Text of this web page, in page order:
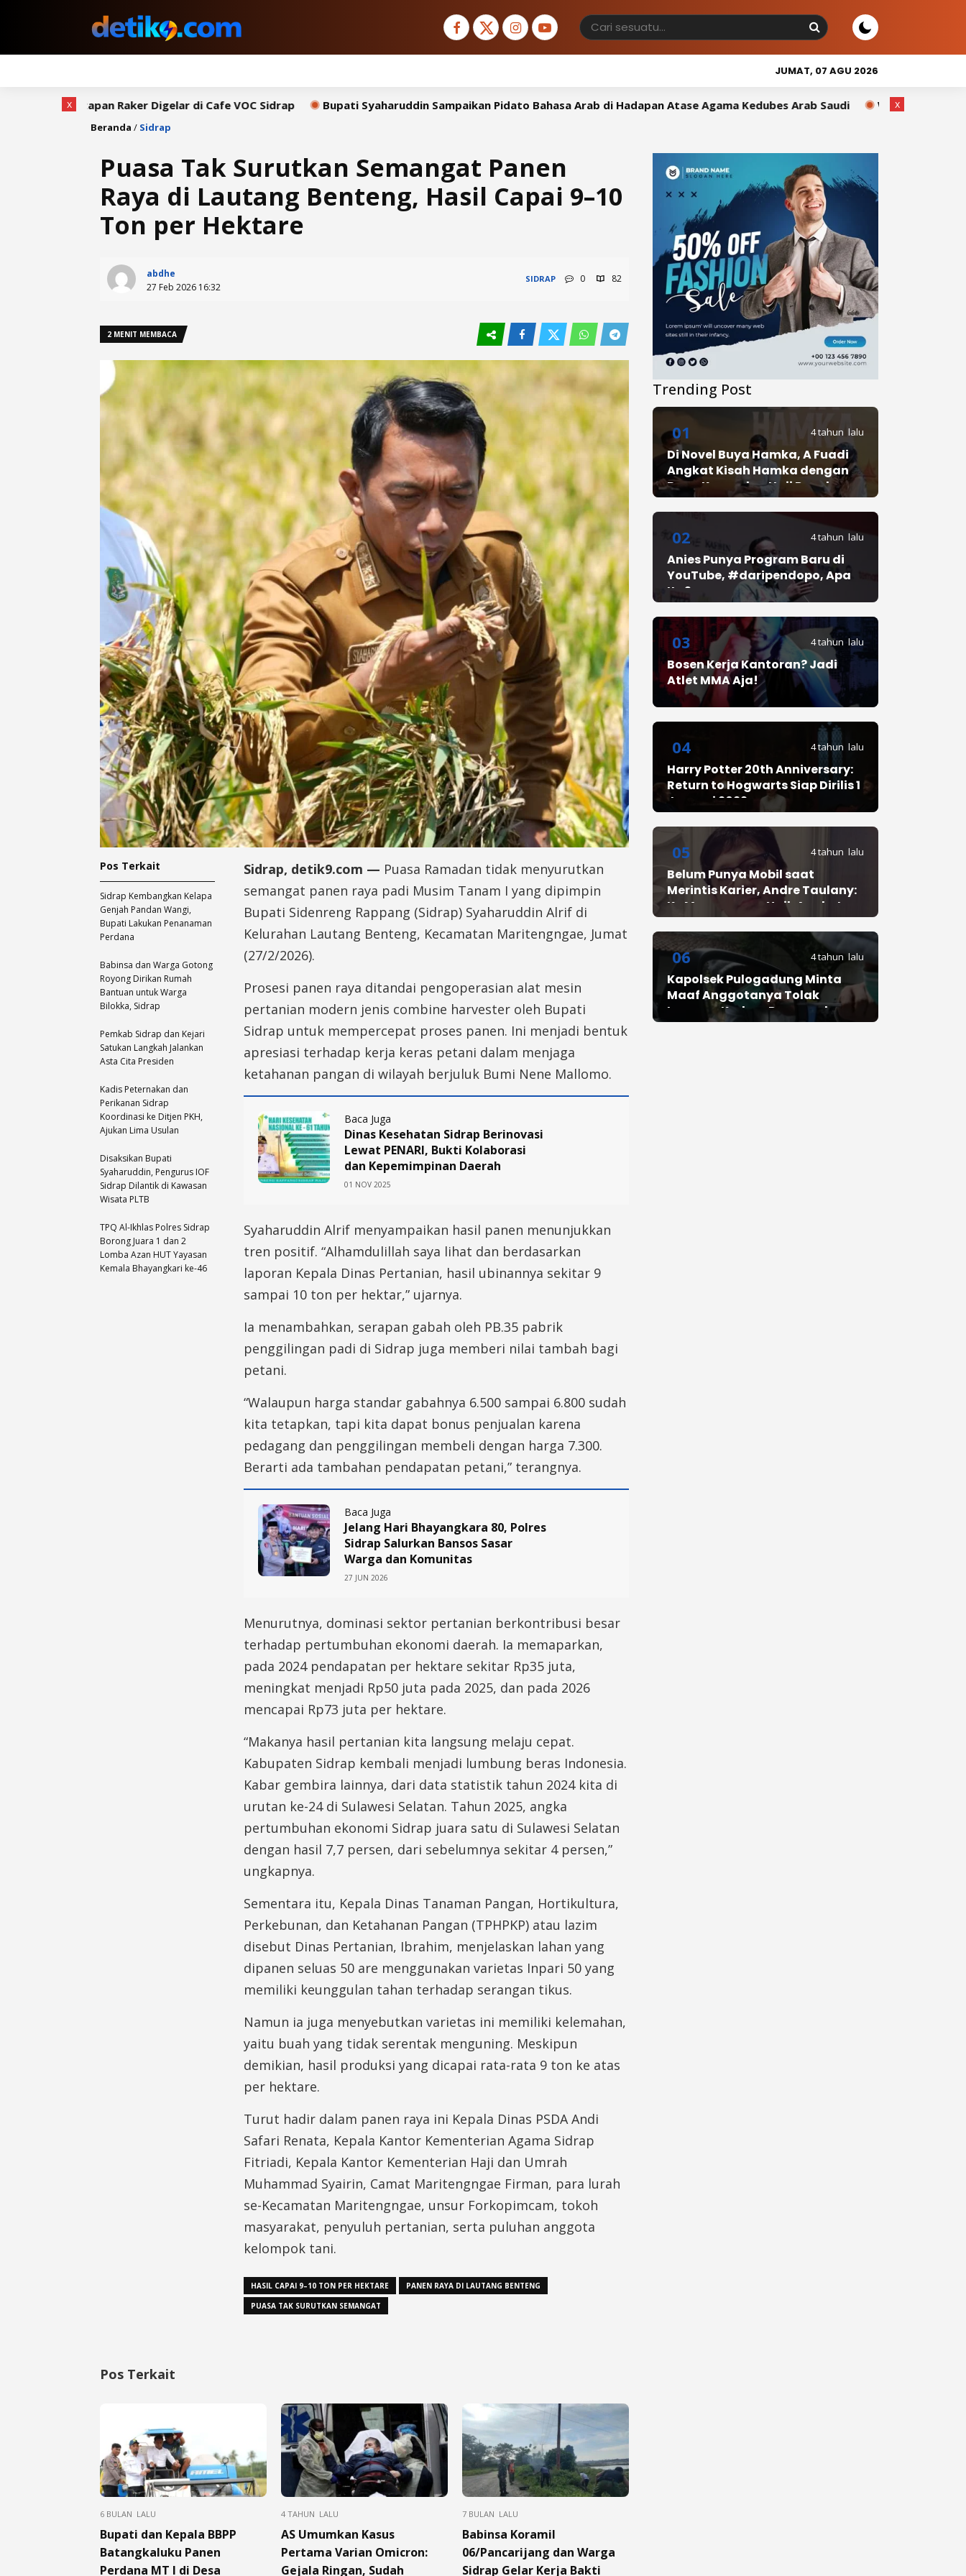
JUMAT, 07 AGU 2026
Digelar di Cafe VOC Sidrap Bupati Syaharuddin Sampaikan Pidato Bahasa Arab di Hadapan Atase Agama Kedubes Arab Saudi Wakil Bupati Sidrap Tutup Sidrap
Beranda / Sidrap
Puasa Tak Surutkan Semangat Panen
Raya di Lautang Benteng, Hasil Capai 9–10
Ton per Hektare
abdhe
27 Feb 2026 16:32
SIDRAP 0 82
2 MENIT MEMBACA
Sidrap, detik9.com — Puasa Ramadan tidak menyurutkan
semangat panen raya padi Musim Tanam I yang dipimpin
Bupati Sidenreng Rappang (Sidrap) Syaharuddin Alrif di
Kelurahan Lautang Benteng, Kecamatan Maritengngae, Jumat
(27/2/2026).
Prosesi panen raya ditandai pengoperasian alat mesin
pertanian modern jenis combine harvester oleh Bupati
Sidrap untuk mempercepat proses panen. Ini menjadi bentuk
apresiasi terhadap kerja keras petani dalam menjaga
ketahanan pangan di wilayah berjuluk Bumi Nene Mallomo.
Baca Juga
Dinas Kesehatan Sidrap Berinovasi
Lewat PENARI, Bukti Kolaborasi
dan Kepemimpinan Daerah
01 NOV 2025
Syaharuddin Alrif menyampaikan hasil panen menunjukkan
tren positif. “Alhamdulillah saya lihat dan berdasarkan
laporan Kepala Dinas Pertanian, hasil ubinannya sekitar 9
sampai 10 ton per hektar,” ujarnya.
Ia menambahkan, serapan gabah oleh PB.35 pabrik
penggilingan padi di Sidrap juga memberi nilai tambah bagi
petani.
“Walaupun harga standar gabahnya 6.500 sampai 6.800 sudah
kita tetapkan, tapi kita dapat bonus penjualan karena
pedagang dan penggilingan membeli dengan harga 7.300.
Berarti ada tambahan pendapatan petani,” terangnya.
Baca Juga
Jelang Hari Bhayangkara 80, Polres
Sidrap Salurkan Bansos Sasar
Warga dan Komunitas
27 JUN 2026
Menurutnya, dominasi sektor pertanian berkontribusi besar
terhadap pertumbuhan ekonomi daerah. Ia memaparkan,
pada 2024 pendapatan per hektare sekitar Rp35 juta,
meningkat menjadi Rp50 juta pada 2025, dan pada 2026
mencapai Rp73 juta per hektare.
“Makanya hasil pertanian kita langsung melaju cepat.
Kabupaten Sidrap kembali menjadi lumbung beras Indonesia.
Kabar gembira lainnya, dari data statistik tahun 2024 kita di
urutan ke-24 di Sulawesi Selatan. Tahun 2025, angka
pertumbuhan ekonomi Sidrap juara satu di Sulawesi Selatan
dengan hasil 7,7 persen, dari sebelumnya sekitar 4 persen,”
ungkapnya.
Sementara itu, Kepala Dinas Tanaman Pangan, Hortikultura,
Perkebunan, dan Ketahanan Pangan (TPHPKP) atau lazim
disebut Dinas Pertanian, Ibrahim, menjelaskan lahan yang
dipanen seluas 50 are menggunakan varietas Inpari 50 yang
memiliki keunggulan tahan terhadap serangan tikus.
Namun ia juga menyebutkan varietas ini memiliki kelemahan,
yaitu buah yang tidak serentak menguning. Meskipun
demikian, hasil produksi yang dicapai rata-rata 9 ton ke atas
per hektare.
Turut hadir dalam panen raya ini Kepala Dinas PSDA Andi
Safari Renata, Kepala Kantor Kementerian Agama Sidrap
Fitriadi, Kepala Kantor Kementerian Haji dan Umrah
Muhammad Syairin, Camat Maritengngae Firman, para lurah
se-Kecamatan Maritengngae, unsur Forkopimcam, tokoh
masyarakat, penyuluh pertanian, serta puluhan anggota
kelompok tani.
HASIL CAPAI 9–10 TON PER HEKTARE
PANEN RAYA DI LAUTANG BENTENG
PUASA TAK SURUTKAN SEMANGAT
Pos Terkait
Sidrap Kembangkan Kelapa
Genjah Pandan Wangi,
Bupati Lakukan Penanaman
Perdana
Babinsa dan Warga Gotong
Royong Dirikan Rumah
Bantuan untuk Warga
Bilokka, Sidrap
Pemkab Sidrap dan Kejari
Satukan Langkah Jalankan
Asta Cita Presiden
Kadis Peternakan dan
Perikanan Sidrap
Koordinasi ke Ditjen PKH,
Ajukan Lima Usulan
Disaksikan Bupati
Syaharuddin, Pengurus IOF
Sidrap Dilantik di Kawasan
Wisata PLTB
TPQ Al-Ikhlas Polres Sidrap
Borong Juara 1 dan 2
Lomba Azan HUT Yayasan
Kemala Bhayangkari ke-46
Pos Terkait
6 BULAN LALU
Bupati dan Kepala BBPP
Batangkaluku Panen
Perdana MT I di Desa
4 TAHUN LALU
AS Umumkan Kasus
Pertama Varian Omicron:
Gejala Ringan, Sudah
7 BULAN LALU
Babinsa Koramil
06/Pancarijang dan Warga
Sidrap Gelar Kerja Bakti
Trending Post
01 4 tahun lalu
Di Novel Buya Hamka, A Fuadi
Angkat Kisah Hamka dengan
Bung Karno dan Haji Rasul
02 4 tahun lalu
Anies Punya Program Baru di
YouTube, #daripendopo, Apa
Itu?
03 4 tahun lalu
Bosen Kerja Kantoran? Jadi
Atlet MMA Aja!
04 4 tahun lalu
Harry Potter 20th Anniversary:
Return to Hogwarts Siap Dirilis 1
Januari 2022
05 4 tahun lalu
Belum Punya Mobil saat
Merintis Karier, Andre Taulany:
Ke Mana-mana Naik Angkot
06 4 tahun lalu
Kapolsek Pulogadung Minta
Maaf Anggotanya Tolak
Laporan Korban Perampokan
x x